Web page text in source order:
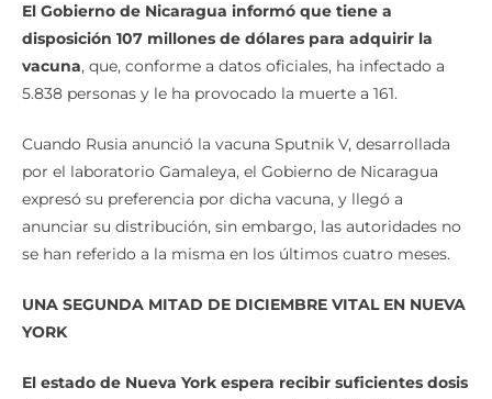
El Gobierno de Nicaragua informó que tiene a
disposición 107 millones de dólares para adquirir la
vacuna, que, conforme a datos oficiales, ha infectado a
5.838 personas y le ha provocado la muerte a 161.
Cuando Rusia anunció la vacuna Sputnik V, desarrollada
por el laboratorio Gamaleya, el Gobierno de Nicaragua
expresó su preferencia por dicha vacuna, y llegó a
anunciar su distribución, sin embargo, las autoridades no
se han referido a la misma en los últimos cuatro meses.
UNA SEGUNDA MITAD DE DICIEMBRE VITAL EN NUEVA
YORK
El estado de Nueva York espera recibir suficientes dosis